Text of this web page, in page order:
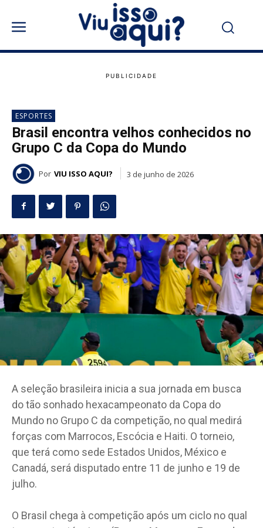
ESPORTES
Brasil encontra velhos conhecidos no
Grupo C da Copa do Mundo
Por VIU ISSO AQUI? 3 de junho de 2026
A seleção brasileira inicia a sua jornada em busca
do tão sonhado hexacampeonato da Copa do
Mundo no Grupo C da competição, no qual medirá
forças com Marrocos, Escócia e Haiti. O torneio,
que terá como sede Estados Unidos, México e
Canadá, será disputado entre 11 de junho e 19 de
julho.
O Brasil chega à competição após um ciclo no qual